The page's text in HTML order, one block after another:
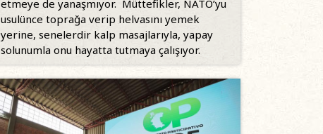
etmeye de yanaşmıyor. Müttefikler, NATO’yu
usulünce toprağa verip helvasını yemek
yerine, senelerdir kalp masajlarıyla, yapay
solunumla onu hayatta tutmaya çalışıyor.